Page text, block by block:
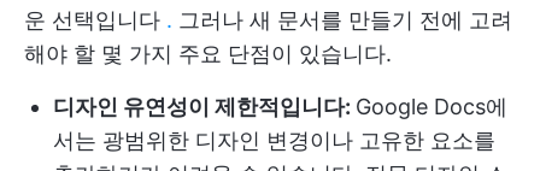
운 선택입니다 . 그러나 새 문서를 만들기 전에 고려
해야 할 몇 가지 주요 단점이 있습니다.
디자인 유연성이 제한적입니다: Google Docs에
서는 광범위한 디자인 변경이나 고유한 요소를